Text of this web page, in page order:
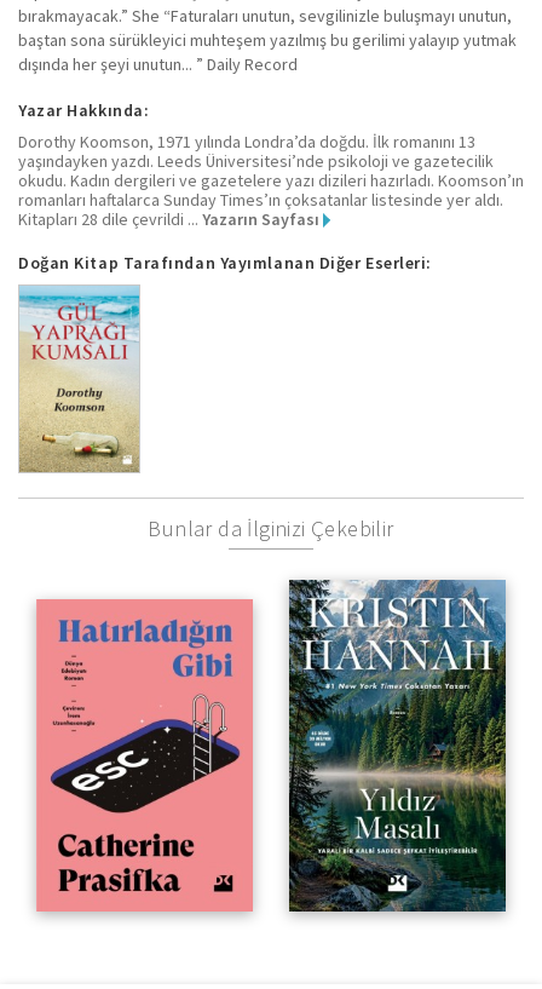
bırakmayacak.” She “Faturaları unutun, sevgilinizle buluşmayı unutun,
baştan sona sürükleyici muhteşem yazılmış bu gerilimi yalayıp yutmak
dışında her şeyi unutun... ” Daily Record
Yazar Hakkında:
Dorothy Koomson, 1971 yılında Londra’da doğdu. İlk romanını 13
yaşındayken yazdı. Leeds Üniversitesi’nde psikoloji ve gazetecilik
okudu. Kadın dergileri ve gazetelere yazı dizileri hazırladı. Koomson’ın
romanları haftalarca Sunday Times’ın çoksatanlar listesinde yer aldı.
Kitapları 28 dile çevrildi ... Yazarın Sayfası
Doğan Kitap Tarafından Yayımlanan Diğer Eserleri:
Bunlar da İlginizi Çekebilir